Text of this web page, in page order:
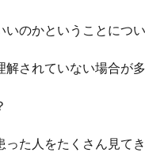
のかということについ
解されていない場合が
った人をたくさん見て